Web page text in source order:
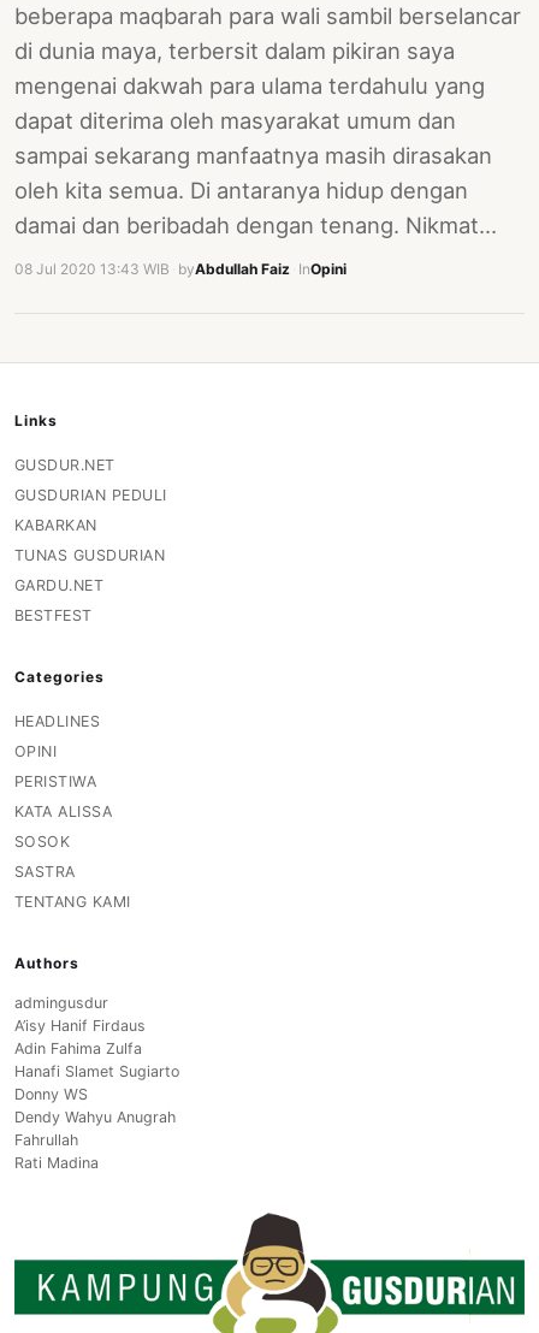
beberapa maqbarah para wali sambil berselancar
di dunia maya, terbersit dalam pikiran saya
mengenai dakwah para ulama terdahulu yang
dapat diterima oleh masyarakat umum dan
sampai sekarang manfaatnya masih dirasakan
oleh kita semua. Di antaranya hidup dengan
damai dan beribadah dengan tenang. Nikmat…
08 Jul 2020 13:43 WIB byAbdullah Faiz InOpini
Links
GUSDUR.NET
GUSDURIAN PEDULI
KABARKAN
TUNAS GUSDURIAN
GARDU.NET
BESTFEST
Categories
HEADLINES
OPINI
PERISTIWA
KATA ALISSA
SOSOK
SASTRA
TENTANG KAMI
Authors
admingusdur
A’isy Hanif Firdaus
Adin Fahima Zulfa
Hanafi Slamet Sugiarto
Donny WS
Dendy Wahyu Anugrah
Fahrullah
Rati Madina